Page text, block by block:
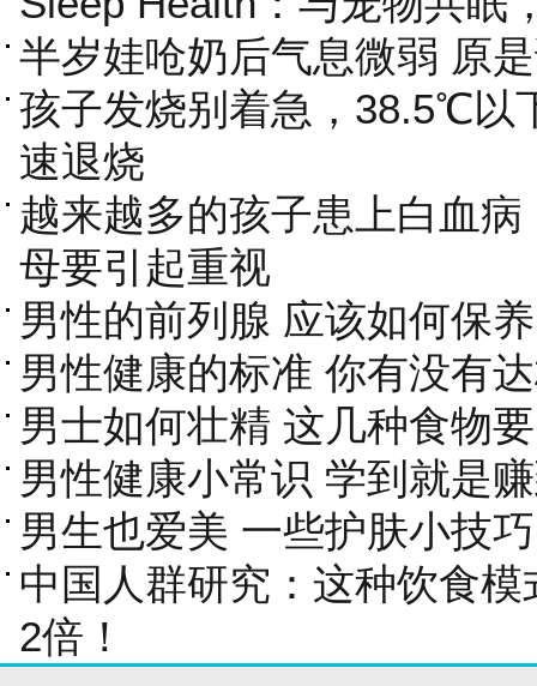
半岁娃呛奶后气息微弱 原
孩子发烧别着急，38.5℃以
速退烧
越来越多的孩子患上白血
母要引起重视
男性的前列腺 应该如何保养
男性健康的标准 你有没有
男士如何壮精 这几种食物
男性健康小常识 学到就是
男生也爱美 一些护肤小技巧
中国人群研究：这种饮食
2倍！